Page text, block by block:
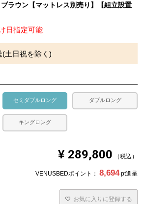
ラウン【マットレス別売り】【組立設置
指定可能
土日祝を除く)
セミダブルロング ダブルロング
キングロング
¥ 289,800 税込
VENUSBEDポイント： 8,694 pt進呈
お気に入りに登録する